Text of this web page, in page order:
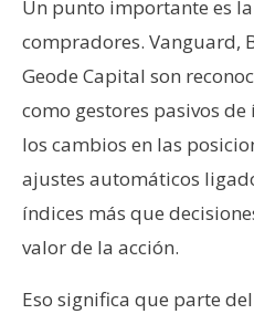
Un punto importante es
compradores. Vanguard,
Geode Capital son
como gestores pasivos de
los cambios en las
ajustes automáticos
índices más que
valor de la acción.
Eso significa que parte